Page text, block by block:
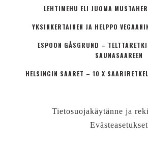
LEHTIMEHU ELI JUOMA
YKSINKERTAINEN JA HELPPO
ESPOON GÅSGRUND –
SAUNASAAREEN
HELSINGIN SAARET – 10 X
Tietosuojakäytänne ja
Evästeasetukset